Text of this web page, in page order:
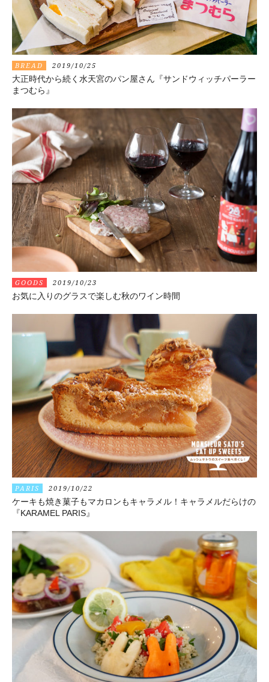
BREAD 2019/10/25
大正時代から続く水天宮のパン屋さん『サンドウィッチパーラー
まつむら』
GOODS 2019/10/23
お気に入りのグラスで楽しむ秋のワイン時間
PARIS 2019/10/22
ケーキも焼き菓子もマカロンもキャラメル！キャラメルだらけの
『KARAMEL PARIS』